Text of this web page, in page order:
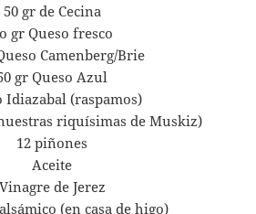
50 gr de Cecina
gr Queso fresco
Camenberg/Brie
gr Queso Azul
Idiazabal (raspamos)
riquísimas de Muskiz)
12 piñones
Aceite
Vinagre de Jerez
(en casa de higo)